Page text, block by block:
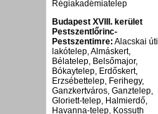
Régiakadémiatelep
Budapest XVIII. kerület
Pestszentlőrinc-
Pestszentimre: Alacskai úti
lakótelep, Almáskert,
Bélatelep, Belsőmajor,
Bókaytelep, Erdőskert,
Erzsébettelep, Ferihegy,
Ganzkertváros, Ganztelep,
Gloriett-telep, Halmierdő,
Havanna-telep, Kossuth